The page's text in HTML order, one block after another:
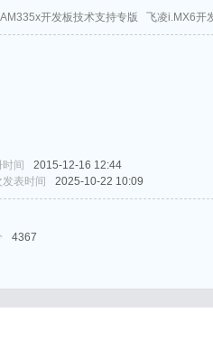
开发板技术支持专版 飞凌i.MX6开
间 2015-12-16 12:44
发表时间 2025-10-22 10:09
4367